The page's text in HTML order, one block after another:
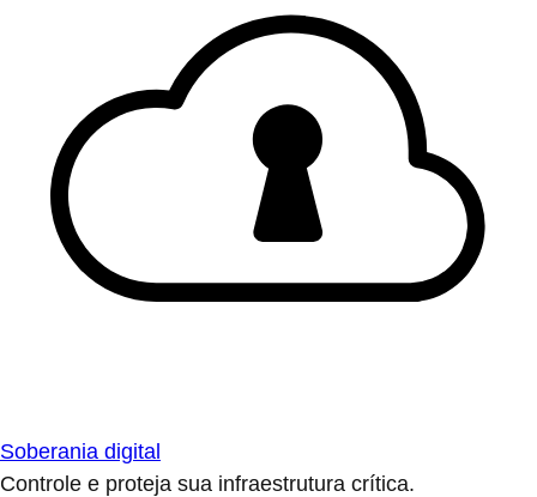
Soberania digital
Controle e proteja sua infraestrutura crítica.